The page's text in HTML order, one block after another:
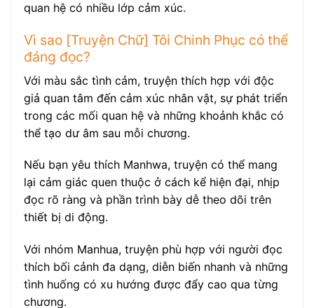
quan hệ có nhiều lớp cảm xúc.
Vì sao [Truyện Chữ] Tôi Chinh Phục có thể
đáng đọc?
Với màu sắc tình cảm, truyện thích hợp với độc
giả quan tâm đến cảm xúc nhân vật, sự phát triển
trong các mối quan hệ và những khoảnh khắc có
thể tạo dư âm sau mỗi chương.
Nếu bạn yêu thích Manhwa, truyện có thể mang
lại cảm giác quen thuộc ở cách kể hiện đại, nhịp
đọc rõ ràng và phần trình bày dễ theo dõi trên
thiết bị di động.
Với nhóm Manhua, truyện phù hợp với người đọc
thích bối cảnh đa dạng, diễn biến nhanh và những
tình huống có xu hướng được đẩy cao qua từng
chương.